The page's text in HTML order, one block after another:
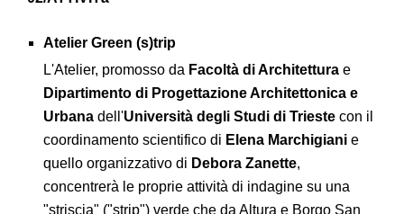
Atelier Green (s)trip
L'Atelier, promosso da Facoltà di Architetturae
Dipartimento di Progettazione Architettonica e
Urbanadell'Università degli Studi di Triestecon il
coordinamento scientifico di Elena Marchigianie
quello organizzativo di Debora Zanette,
concentrerà le proprie attività di indagine su una
"striscia" ("strip") verde che da Altura e Borgo San